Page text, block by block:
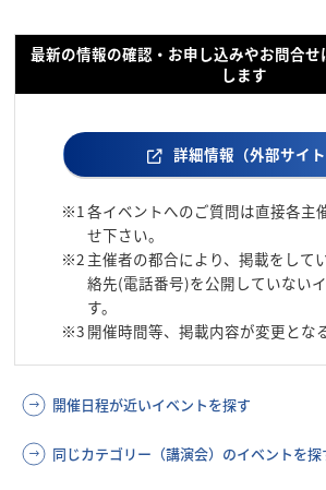
最新の情報の確認・お申し込みやお問合
します
詳細情報（外部サイト
※1 各イベントへのご質問は直接各主
せ下さい。
※2 主催者の都合により、掲載をして
絡先(電話番号)を公開していない
す。
※3 開催時間等、掲載内容が変更とな
開催日程が近いイベントを探す
同じカテゴリー（講演会）のイベントを探